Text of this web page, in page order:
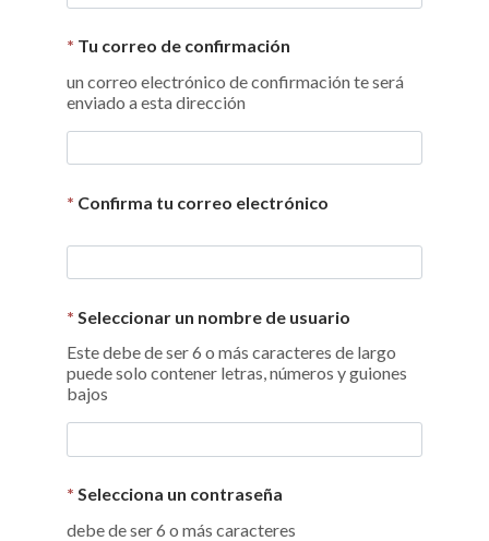
* Tu correo de confirmación
un correo electrónico de confirmación te será
enviado a esta dirección
* Confirma tu correo electrónico
* Seleccionar un nombre de usuario
Este debe de ser 6 o más caracteres de largo
puede solo contener letras, números y guiones
bajos
* Selecciona un contraseña
debe de ser 6 o más caracteres